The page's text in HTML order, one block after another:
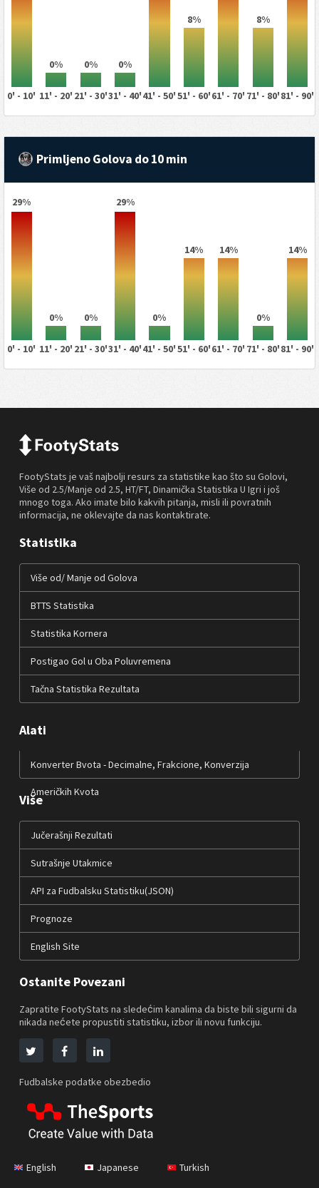
0% 0% 0%
8% 8%
0' - 10' 11' - 20' 21' - 30'31' - 40'41' - 50'51' - 60'61' - 70' 71' - 80'81' - 90'
Primljeno Golova do 10 min
29%
0% 0%
29%
0%
14% 14%
0%
14%
0' - 10' 11' - 20' 21' - 30'31' - 40'41' - 50'51' - 60'61' - 70' 71' - 80'81' - 90'
FootyStats je vaš najbolji resurs za statistike kao što su Golovi,
Više od 2.5/Manje od 2.5, HT/FT, Dinamička Statistika U Igri i još
mnogo toga. Ako imate bilo kakvih pitanja, misli ili povratnih
informacija, ne oklevajte da nas kontaktirate.
Statistika
Više od/ Manje od Golova
BTTS Statistika
Statistika Kornera
Postigao Gol u Oba Poluvremena
Tačna Statistika Rezultata
Alati
Konverter Bvota - Decimalne, Frakcione, Konverzija
Američkih Kvota
Više
Jučerašnji Rezultati
Sutrašnje Utakmice
API za Fudbalsku Statistiku(JSON)
Prognoze
English Site
Ostanite Povezani
Zapratite FootyStats na sledećim kanalima da biste bili sigurni da
nikada nećete propustiti statistiku, izbor ili novu funkciju.
Fudbalske podatke obezbedio
English Japanese Turkish